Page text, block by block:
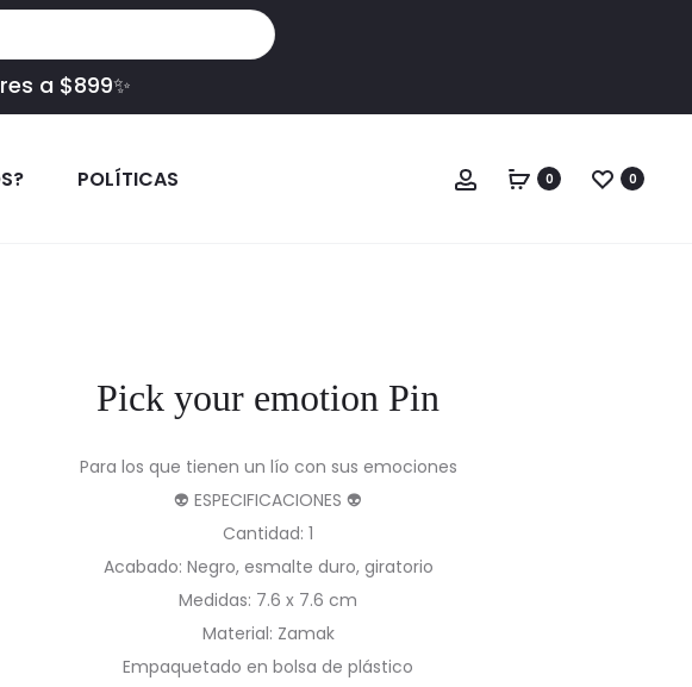
a $899✨
POLÍTICAS Cuenta
0 0
Pick your emotion Pin
Para los que tienen un lío con sus emociones
👽 ESPECIFICACIONES 👽
Cantidad: 1
Acabado: Negro, esmalte duro, giratorio
Medidas: 7.6 x 7.6 cm
Material: Zamak
Empaquetado en bolsa de plástico